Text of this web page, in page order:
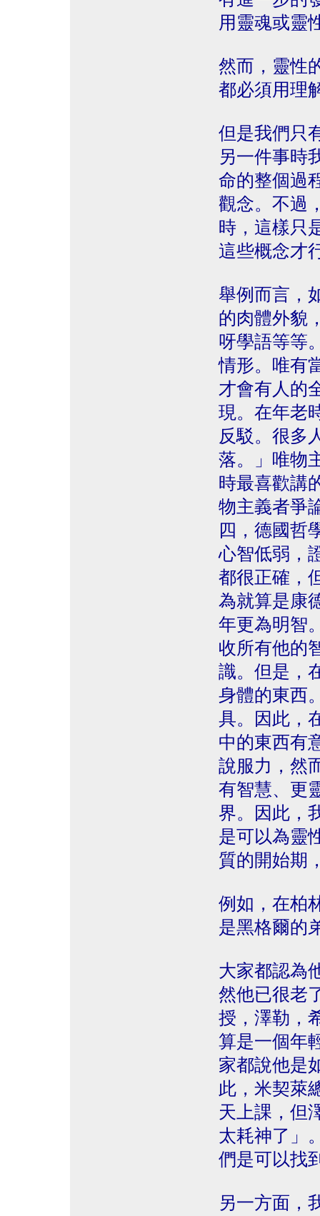
用靈魂或靈
然而，靈性
都必須用理
但是我們只
另一件事時
命的整個過
觀念。不過
時，這樣只
這些概念才
舉例而言，
的肉體外貌
呀學語等等
情形。唯有
才會有人的
現。在年老
反駁。很多
落。」唯物
時最喜歡講
物主義者爭
四，德國哲
心智低弱，
都很正確，
為就算是康
年更為明智
收所有他的
識。但是，
身體的東西
具。因此，
中的東西有
說服力，然
有智慧、更
界。因此，
是可以為靈
質的開始期
例如，在柏
是黑格爾的
大家都認為
然他已很老
授，澤勒，
算是一個年
家都說他是
此，米契萊
天上課，但
太耗神了」
們是可以找
另一方面，